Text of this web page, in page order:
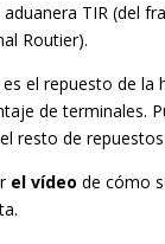
TIR (del
Routier).
es el repuesto de la
de terminales.
resto de
el vídeo de cómo